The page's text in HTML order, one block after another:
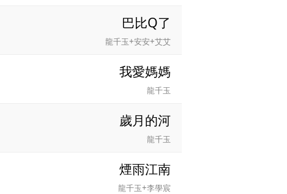
巴比Q了
龍千玉+安安+艾艾
我愛媽媽
龍千玉
歲月的河
龍千玉
煙雨江南
龍千玉+李學宸